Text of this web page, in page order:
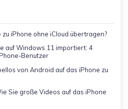
iPhone ohne iCloud übertragen?
auf Windows 11 importiert: 4
Benutzer
von Android auf das iPhone zu
Sie große Videos auf das iPhone